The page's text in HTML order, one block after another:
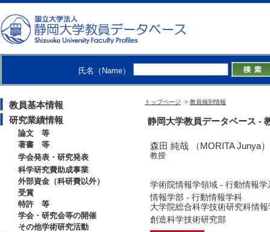
氏名（Name）
教員基本情報
研究業績情報
論文 等
著書 等
学会発表・研究発表
科学研究費助成事業
外部資金（科研費以外）
受賞
特許 等
学会・研究会等の開催
その他学術研究活動
トップページ > 教員個別情報
静岡大学教員データベース -
森田 純哉 （MORITA Junya）
教授
学術院情報学領域 - 行動情報学
情報学部 - 行動情報学科
大学院総合科学技術研究科情
創造科学技術研究部